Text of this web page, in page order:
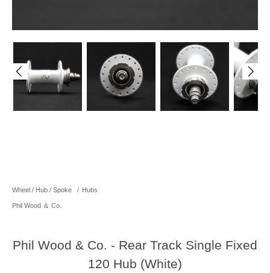
Wheel / Hub / Spoke / Hubs
Phil Wood ＆ Co.
Phil Wood & Co. - Rear Track Single Fixed
120 Hub (White)